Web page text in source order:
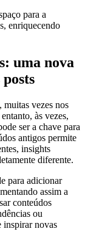
para a
enriquecendo
uma nova
, muitas vezes nos
às vezes,
ser a chave para
antigos permite
insights
diferente.
para adicionar
assim a
conteúdos
ou
inspirar novas